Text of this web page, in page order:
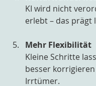
KI wird nicht
erlebt – das prägt
Mehr Flexibilität
Kleine Schritte
besser
Irrtümer.